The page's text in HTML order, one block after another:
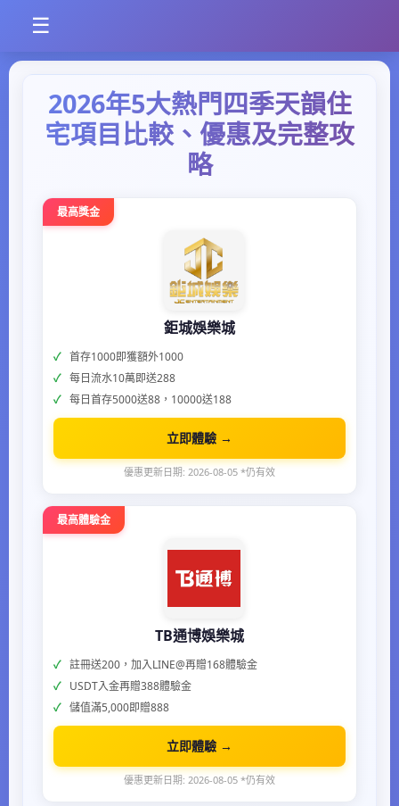
☰
2026年5大熱門四季天韻住
宅項目比較、優惠及完整攻
略
最高獎金
鉅城娛樂城
首存1000即獲額外1000
每日流水10萬即送288
每日首存5000送88，10000送188
立即體驗 →
優惠更新日期: 2026-08-05 *仍有效
最高體驗金
TB通博娛樂城
註冊送200，加入LINE@再贈168體驗金
USDT入金再贈388體驗金
儲值滿5,000即贈888
立即體驗 →
優惠更新日期: 2026-08-05 *仍有效